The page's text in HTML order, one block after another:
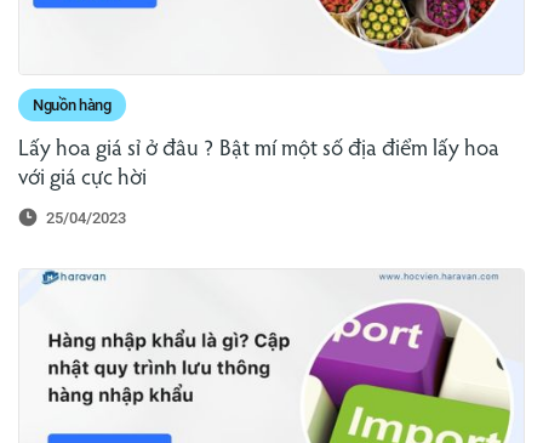
Nguồn hàng
Lấy hoa giá sỉ ở đâu ? Bật mí một số địa điểm lấy hoa
với giá cực hời
25/04/2023